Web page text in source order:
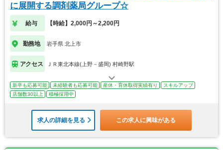
に展開する調剤薬局グループ☆
給与 【時給】2,000円～2,200円
勤務地 岩手県 北上市
アクセス ＪＲ東北本線(上野－盛岡) 村崎野駅
新卒も応募可能 未経験者も応募可能 産休・育休取得実績有り
スキルアップ
店舗数30以上
積極採用中
求人の詳細を見る この求人に興味がある